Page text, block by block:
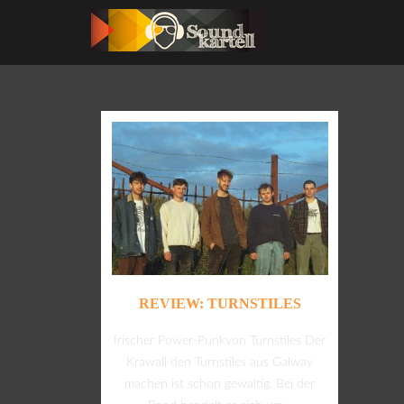
REVIEW: TURNSTILES
Irischer Power-Punkvon Turnstiles Der
Krawall den Turnstiles aus Galway
machen ist schon gewaltig. Bei der